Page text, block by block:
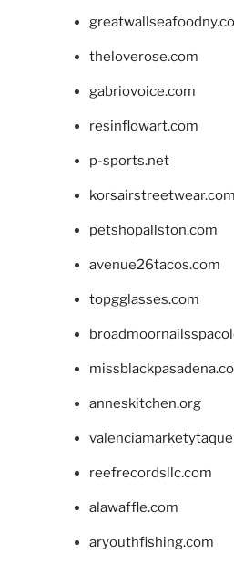
theloverose.com
gabriovoice.com
resinflowart.com
p-sports.net
korsairstreetwear.com
petshopallston.com
avenue26tacos.com
topgglasses.com
anneskitchen.org
reefrecordsllc.com
alawaffle.com
aryouthfishing.com